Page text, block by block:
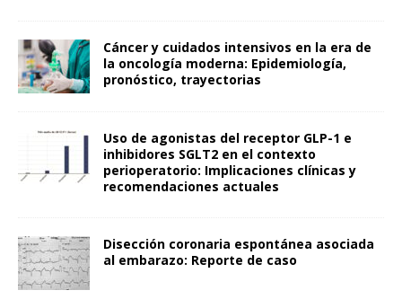
Cáncer y cuidados intensivos en la era de
la oncología moderna: Epidemiología,
pronóstico, trayectorias
Uso de agonistas del receptor GLP-1 e
inhibidores SGLT2 en el contexto
perioperatorio: Implicaciones clínicas y
recomendaciones actuales
Disección coronaria espontánea asociada
al embarazo: Reporte de caso